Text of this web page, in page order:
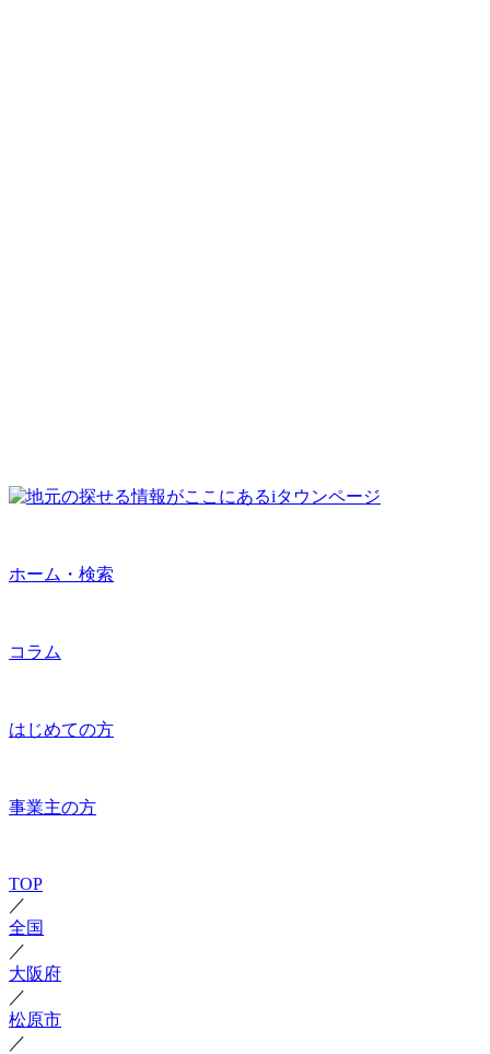
ホーム・検索
コラム
はじめての方
事業主の方
TOP
／
全国
／
大阪府
／
松原市
／